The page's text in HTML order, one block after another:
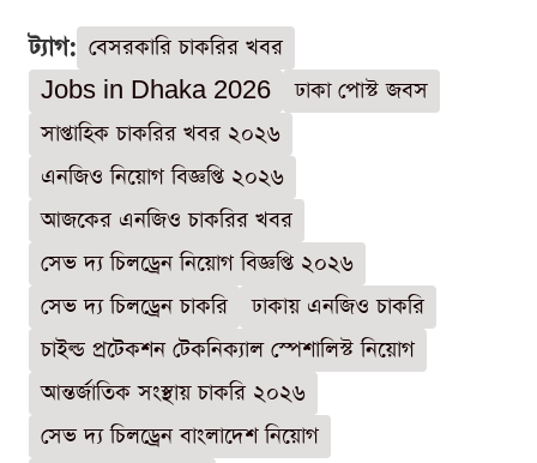
ট্যাগ: বেসরকারি চাকরির খবর
Jobs in Dhaka 2026
ঢাকা পোস্ট জবস
সাপ্তাহিক চাকরির খবর ২০২৬
এনজিও নিয়োগ বিজ্ঞপ্তি ২০২৬
আজকের এনজিও চাকরির খবর
সেভ দ্য চিলড্রেন নিয়োগ বিজ্ঞপ্তি ২০২৬
সেভ দ্য চিলড্রেন চাকরি
ঢাকায় এনজিও চাকরি
চাইল্ড প্রটেকশন টেকনিক্যাল স্পেশালিস্ট নিয়োগ
আন্তর্জাতিক সংস্থায় চাকরি ২০২৬
সেভ দ্য চিলড্রেন বাংলাদেশ নিয়োগ